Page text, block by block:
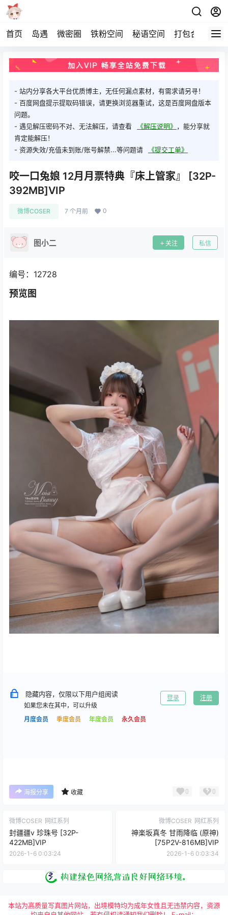
首页 岛遇 微密圈 铁粉空间 秘语空间 打包合集 关
- 站内分享各大平台优质博主，无任何漏点素材，有需求请另寻！
- 百度网盘提示提取码错误，请更换浏览器重试，这是百度网盘版本
问题。
- 遇见解压密码不对、无法解压，请查看
《解压说明》 ，能分享就
肯定能解压！
- 资源失效/充值未到账/账号解禁...等问题请
《提交工单》
咬一口兔娘 12月月票特典『床上管家』 [32P-
392MB]VIP
微博COSER 7 个月前 0
图小二 关注 私信
编号：12728
预览图
隐藏内容，仅限以下用户组阅读
如果您未在其中，可以升级
月度会员
季度会员 年度会员 永久会员
登录 注册
海报分享 收藏 0 0
微博COSER 网红系列
封疆疆v 珍珠号 [32P-
422MB]VIP
2026-1-6 0:03:24
微博COSER 网红系列
神楽坂真冬 甘雨降临 (原神)
[75P2V-816MB]VIP
2026-1-6 0:03:34
本站为高质量写真图片网站，出境模特均为成年女性且无违禁内容，资源